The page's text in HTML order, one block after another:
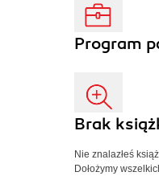
Program
Brak
Nie znalazłeś
Dołożymy